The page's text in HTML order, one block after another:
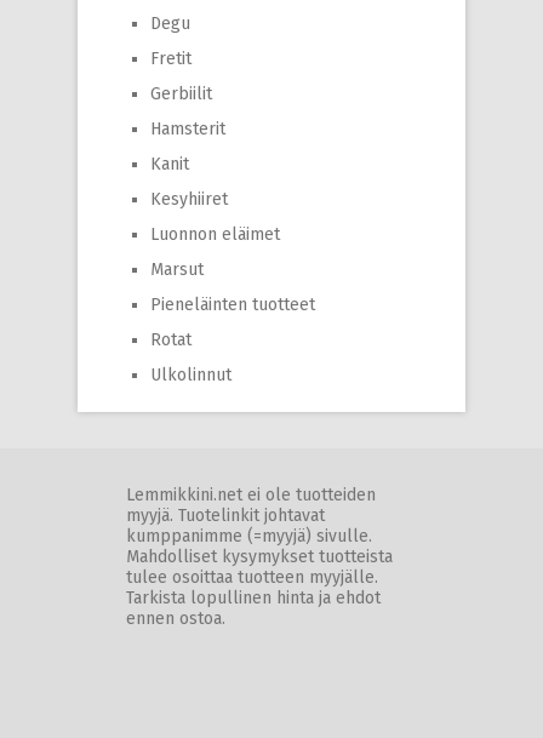
Degu
Fretit
Gerbiilit
Hamsterit
Kanit
Kesyhiiret
Luonnon eläimet
Marsut
Pieneläinten tuotteet
Rotat
Ulkolinnut
Lemmikkini.net ei ole tuotteiden
myyjä. Tuotelinkit johtavat
kumppanimme (=myyjä) sivulle.
Mahdolliset kysymykset tuotteista
tulee osoittaa tuotteen myyjälle.
Tarkista lopullinen hinta ja ehdot
ennen ostoa.